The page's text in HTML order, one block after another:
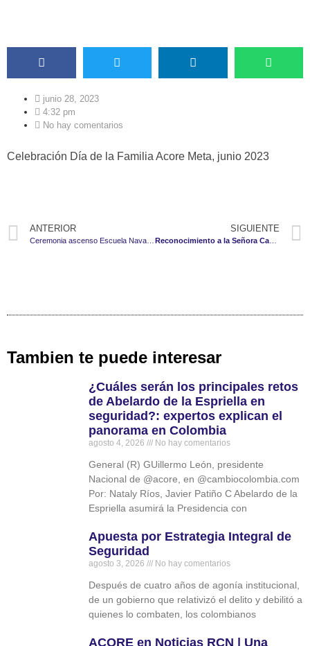
junio 28, 2023
4:32 pm
No hay comentarios
Celebración Día de la Familia Acore Meta, junio 2023
ANTERIOR SIGUIENTE
Reconocimiento a la Señora Capitán (R) María Cristina Ovalle
Tambien te puede interesar
¿Cuáles serán los principales retos
de Abelardo de la Espriella en
seguridad?: expertos explican el
panorama en Colombia
agosto 4, 2026 No hay comentarios
General (R) GUillermo León, presidente
Nacional de @acore, en @cambiocolombia.com
Por: Nataly Ríos, Javier Patiño C Abelardo de la
Espriella asumirá la Presidencia con
Apuesta por Estrategia Integral de
Seguridad
agosto 3, 2026 No hay comentarios
Después de cuatro años de agonía institucional,
de un gobierno que relativizó el delito y debilitó a
quienes lo combaten, los colombianos
ACORE en Noticias RCN | Una